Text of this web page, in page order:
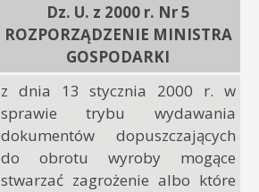
Dz. U. z 2000 r. Nr 5
ROZPORZĄDZENIE MINISTRA
GOSPODARKI
z dnia 13 stycznia 2000 r. w
sprawie trybu wydawania
dokumentów dopuszczających
do obrotu wyroby mogące
stwarzać zagrożenie albo które